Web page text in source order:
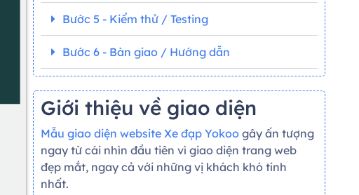
Bước 5 - Kiểm thử / Testing
Bước 6 - Bàn giao / Hướng dẫn
Giới thiệu về giao diện
Mẫu giao diện website Xe đạp Yokoogây ấn tượng
ngay từ cái nhìn đầu tiên vì giao diện trang web
đẹp mắt, ngay cả với những vị khách khó tính
nhất.